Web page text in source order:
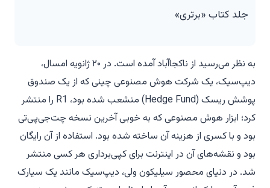
جلد کتاب «برتری»
به نظر می‌رسید از ناکجاآباد آمده است. در ۲۰ ژانویه امسال،
دیپ‌سیک، یک شرکت هوش مصنوعی چینی که از یک صندوق
پوشش ریسک (Hedge Fund) منشعب شده بود، R1 را منتشر
کرد؛ ابزار هوش مصنوعی که به خوبی آخرین نسخه چت‌جی‌پی‌تی
بود و با کسری از هزینه آن ساخته شده بود. استفاده از آن رایگان
بود و نقشه‌های آن در اینترنت برای کپی‌برداری هر کسی منتشر
شد. در دنیای محصور سیلیکون ولی، دیپ‌سیک مانند یک سیارک